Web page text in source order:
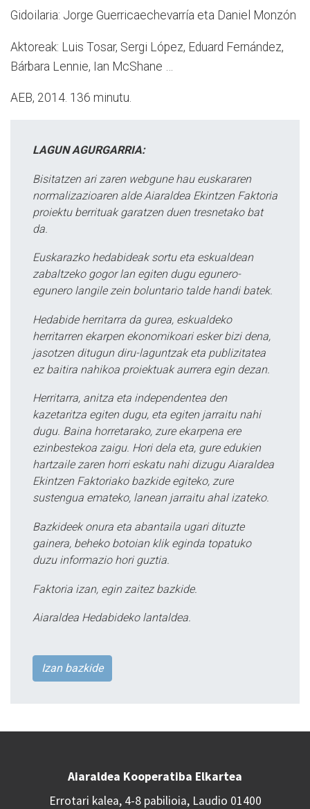
Gidoilaria: Jorge Guerricaechevarría eta Daniel Monzón
Aktoreak: Luis Tosar, Sergi López, Eduard Fernández,
Bárbara Lennie, Ian McShane …
AEB, 2014. 136 minutu.
LAGUN AGURGARRIA:
Bisitatzen ari zaren webgune hau euskararen
normalizazioaren alde Aiaraldea Ekintzen Faktoria
proiektu berrituak garatzen duen tresnetako bat
da.
Euskarazko hedabideak sortu eta eskualdean
zabaltzeko gogor lan egiten dugu egunero-
egunero langile zein boluntario talde handi batek.
Hedabide herritarra da gurea, eskualdeko
herritarren ekarpen ekonomikoari esker bizi dena,
jasotzen ditugun diru-laguntzak eta publizitatea
ez baitira nahikoa proiektuak aurrera egin dezan.
Herritarra, anitza eta independentea den
kazetaritza egiten dugu, eta egiten jarraitu nahi
dugu. Baina horretarako, zure ekarpena ere
ezinbestekoa zaigu. Hori dela eta, gure edukien
hartzaile zaren horri eskatu nahi dizugu Aiaraldea
Ekintzen Faktoriako bazkide egiteko, zure
sustengua emateko, lanean jarraitu ahal izateko.
Bazkideek onura eta abantaila ugari dituzte
gainera, beheko botoian klik eginda topatuko
duzu informazio hori guztia.
Faktoria izan, egin zaitez bazkide.
Aiaraldea Hedabideko lantaldea.
Izan bazkide
Aiaraldea Kooperatiba Elkartea
Errotari kalea, 4-8 pabilioia, Laudio 01400